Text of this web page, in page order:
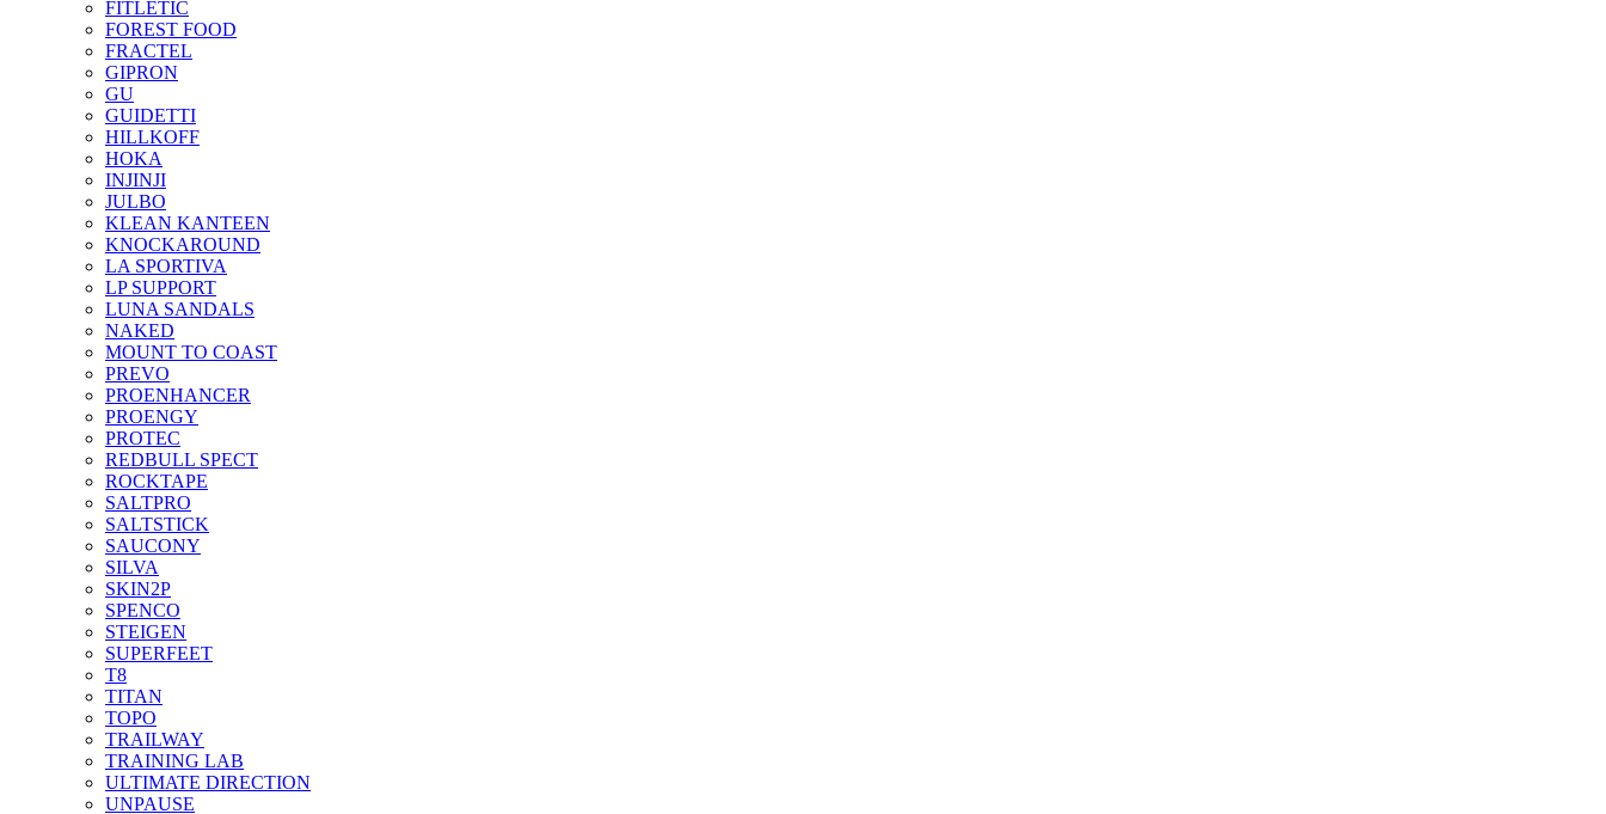
FITLETIC
FOREST FOOD
FRACTEL
GIPRON
GU
GUIDETTI
HILLKOFF
HOKA
INJINJI
JULBO
KLEAN KANTEEN
KNOCKAROUND
LA SPORTIVA
LP SUPPORT
LUNA SANDALS
NAKED
MOUNT TO COAST
PREVO
PROENHANCER
PROENGY
PROTEC
REDBULL SPECT
ROCKTAPE
SALTPRO
SALTSTICK
SAUCONY
SILVA
SKIN2P
SPENCO
STEIGEN
SUPERFEET
T8
TITAN
TOPO
TRAILWAY
TRAINING LAB
ULTIMATE DIRECTION
UNPAUSE